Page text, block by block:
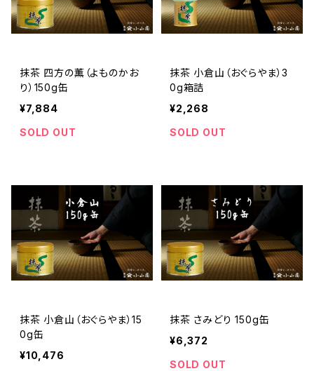
抹茶 四方の薫（よものかお
り）150g缶
¥7,884
SOLD OUT
抹茶 小倉山（おぐらやま）3
0g箱詰
¥2,268
SOLD OUT
抹茶 小倉山（おぐらやま）15
0g缶
¥10,476
抹茶 さみどり 150g缶
¥6,372
SOLD OUT